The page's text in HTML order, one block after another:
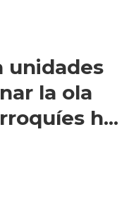
unidades
la ola
h...